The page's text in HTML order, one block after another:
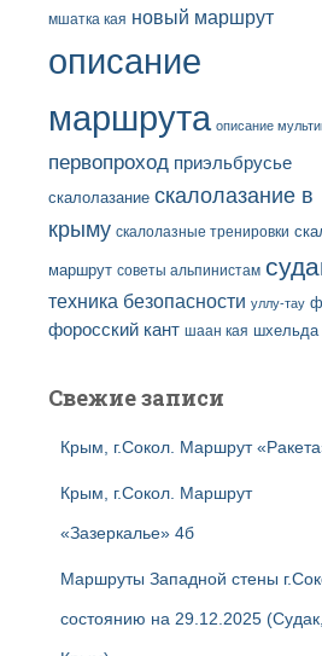
мшатка кая новый маршрут
описание
маршрута описание
первопроход приэльбрусье
скалолазание скалолазание в
крыму скалолазные тренировки
маршрут советы альпинистам
техника безопасности уллу-тау
форосский кант шаан кая шхельда
Свежие записи
Крым, г.Сокол. Маршрут
Крым, г.Сокол. Маршрут
«Зазеркалье» 4б
Маршруты Западной стены
состоянию на 29.12.2025 (Судак,